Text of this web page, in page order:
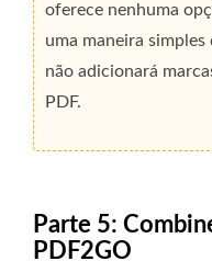
oferece nenhuma
uma maneira
não adicionará
PDF.
Parte 5:
PDF2GO